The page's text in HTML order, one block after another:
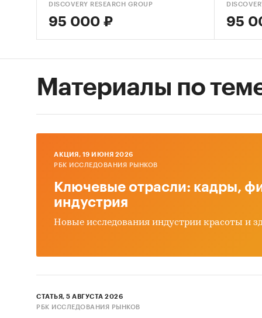
GROUP
LTD, ИП
CO.,
LTD,
CO.,
ООО
DISCOVERY RESEARCH GROUP
95 000 ₽ 95
Материалы по
AКЦИЯ, 19 ИЮНЯ 2026
РБК ИССЛЕДОВАНИЯ РЫНКОВ
Ключевые отрасли: кадры,
индустрия
Новые исследования индустрии красоты и
СТАТЬЯ, 5 АВГУСТА 2026
РБК ИССЛЕДОВАНИЯ РЫНКОВ